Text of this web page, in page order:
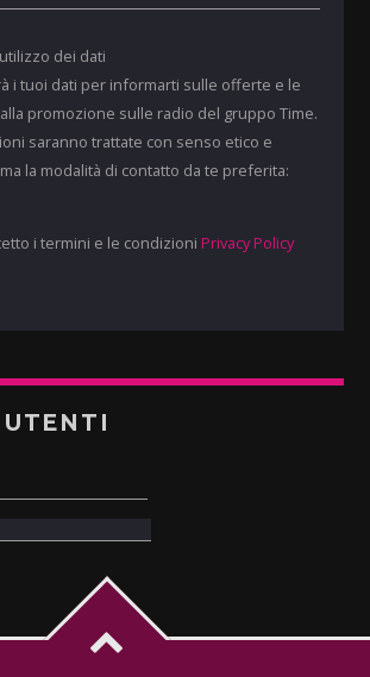
dei dati
i tuoi dati per informarti sulle offerte e le
promozione sulle radio del gruppo Time.
saranno trattate con senso etico e
la modalità di contatto da te preferita:
i termini e le condizioni Privacy Policy